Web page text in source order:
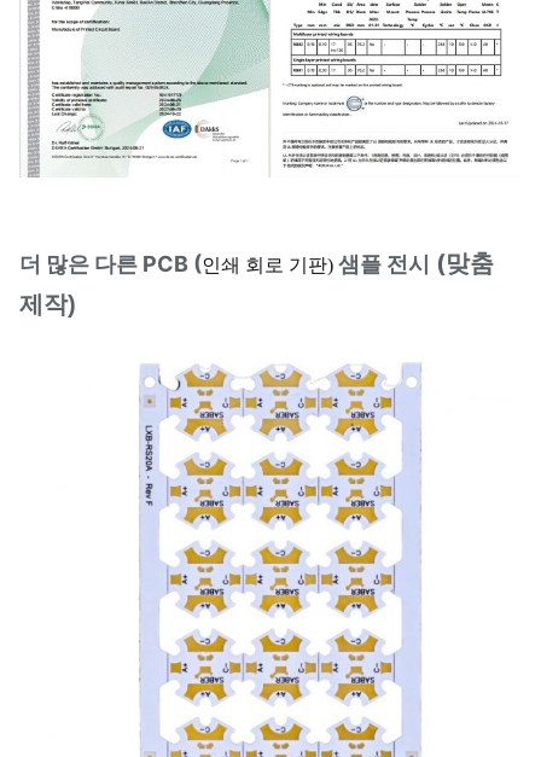
더 많은 다른 PCB (인쇄 회로 기판) 샘플 전시 (맞춤
제작)